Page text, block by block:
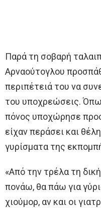
Παρά τη σοβαρή
Αρναούτογλου
περιπέτειά του να
του υποχρεώσεις.
πόνος υποχώρησε
είχαν περάσει και
γυρίσματα της
«Από την τρέλα τη
πονάω, θα πάω για
χιούμορ, αν και οι